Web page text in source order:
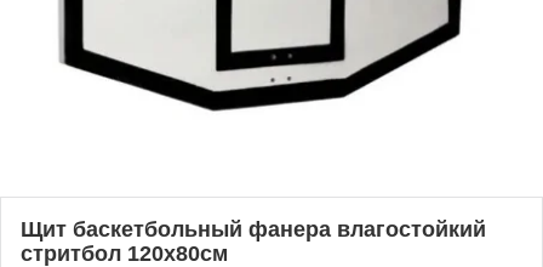
Щит баскетбольный фанера влагостойкий
стритбол 120х80см